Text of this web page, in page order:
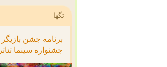
تگها
برنامه جشن بازیگر
جشنواره سینما تئاتر